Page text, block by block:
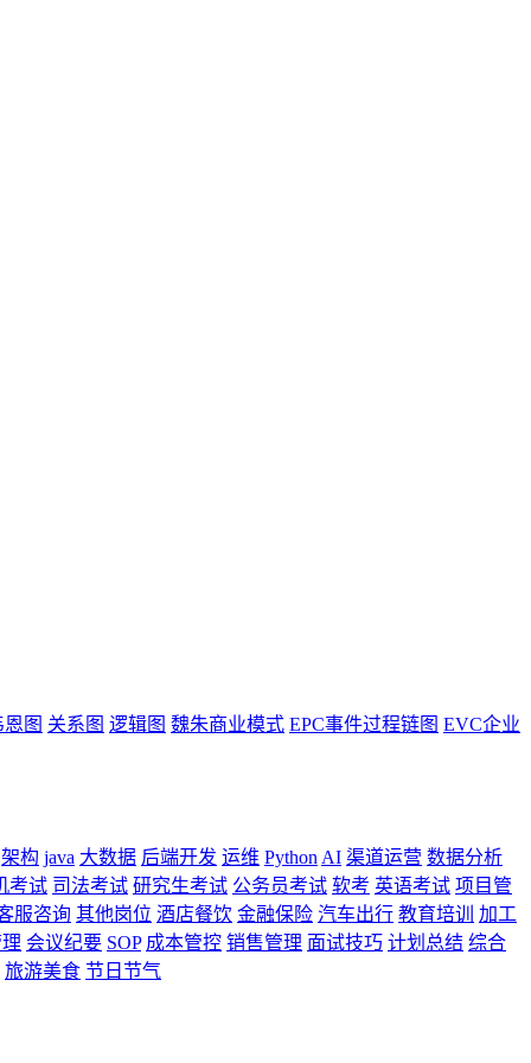
恩图 关系图 逻辑图 魏朱商业模式 EPC事件过程链图 EVC企业
架构 java 大数据 后端开发 运维 Python AI 渠道运营 数据分析
考试 司法考试 研究生考试 公务员考试 软考 英语考试 项目管
服咨询 其他岗位 酒店餐饮 金融保险 汽车出行 教育培训
加工
会议纪要 SOP 成本管控 销售管理 面试技巧 计划总结 综合
旅游美食 节日节气